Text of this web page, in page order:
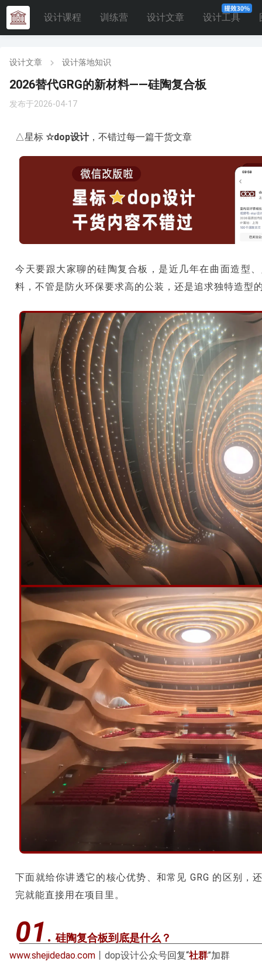
设计课程 训练营 设计文章 设计工具
设计文章 设计落地知识
2026替代GRG的新材料——硅陶复合板
发布于2026-04-17
△星标 ☆dop设计，不错过每一篇干货文章
今天要跟大家聊的硅陶复合板，是近几年在曲面造型
料，不管是防火环保要求高的公装，还是追求独特造型
下面就给你讲透它的核心优势、和常见 GRG 的区别，
完就能直接用在项目里。
01 .硅陶复合板到底是什么？
www.shejidedao.com 丨dop设计公众号回复“社群”加群